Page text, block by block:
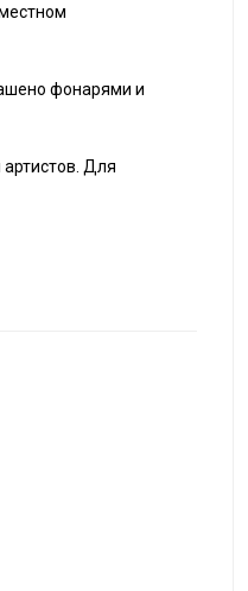
фонарями и
Для